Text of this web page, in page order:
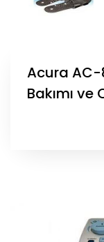
Acura AC-
Bakımı ve